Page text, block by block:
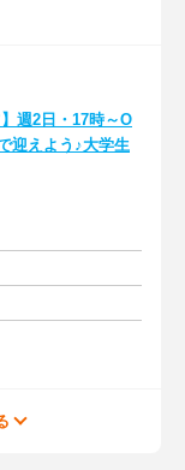
週2日・17時～O
迎えよう♪大学生